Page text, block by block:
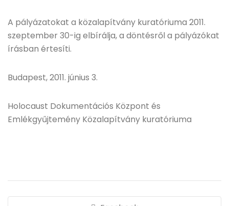
A pályázatokat a közalapítvány kuratóriuma 2011.
szeptember 30-ig elbírálja, a döntésről a pályázókat
írásban értesíti.
Budapest, 2011. június 3.
Holocaust Dokumentációs Központ és
Emlékgyűjtemény Közalapítvány kuratóriuma